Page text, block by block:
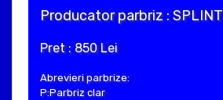
Producator parbriz :
Pret : 850 Lei
Abrevieri parbrize:
P:Parbriz clar